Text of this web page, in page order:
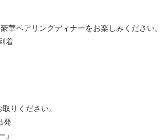
アリングディナーをお楽しみください。
着
ください。
発
」